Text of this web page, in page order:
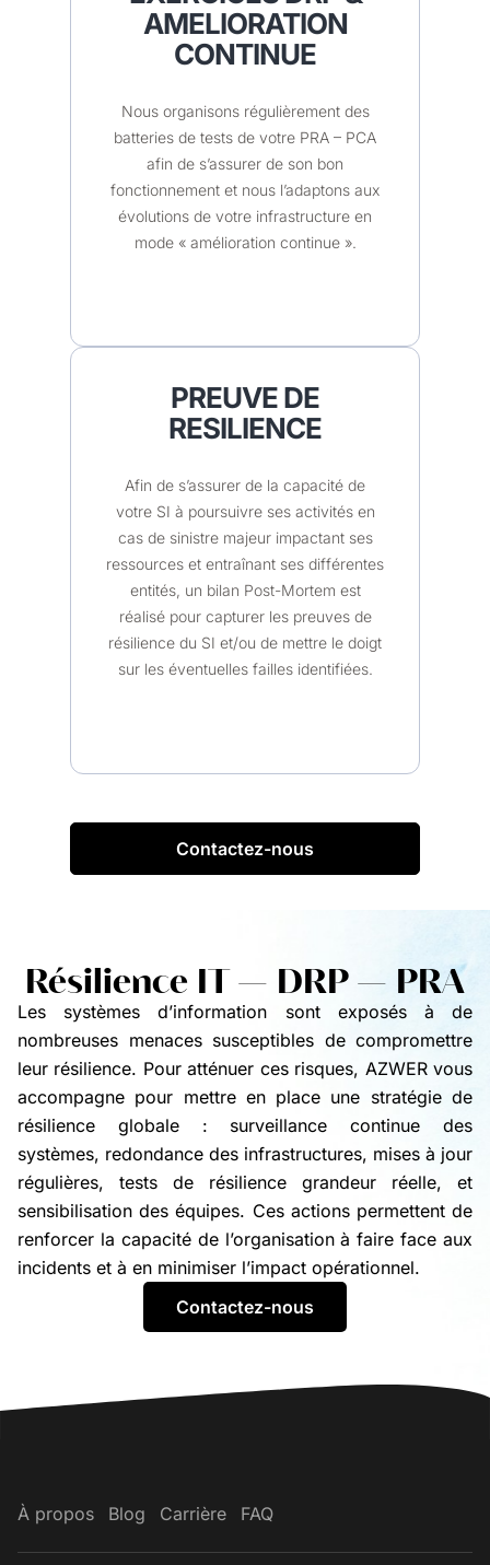
AMELIORATION
CONTINUE
Nous organisons régulièrement des
batteries de tests de votre PRA – PCA
afin de s’assurer de son bon
fonctionnement et nous l’adaptons aux
évolutions de votre infrastructure en
mode « amélioration continue ».
PREUVE DE
RESILIENCE
Afin de s’assurer de la capacité de
votre SI à poursuivre ses activités en
cas de sinistre majeur impactant ses
ressources et entraînant ses différentes
entités, un bilan Post-Mortem est
réalisé pour capturer les preuves de
résilience du SI et/ou de mettre le doigt
sur les éventuelles failles identifiées.
Contactez-nous
Résilience IT — DRP — PRA
Les systèmes d’information sont exposés à de
nombreuses menaces susceptibles de compromettre
leur résilience. Pour atténuer ces risques, AZWER vous
accompagne pour mettre en place une stratégie de
résilience globale : surveillance continue des
systèmes, redondance des infrastructures, mises à jour
régulières, tests de résilience grandeur réelle, et
sensibilisation des équipes. Ces actions permettent de
renforcer la capacité de l’organisation à faire face aux
incidents et à en minimiser l’impact opérationnel.
Contactez-nous
À propos Blog Carrière FAQ